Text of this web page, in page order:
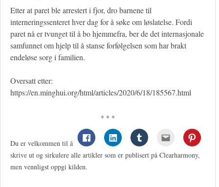
Etter at paret ble arrestert i fjor, dro barnene til
interneringssenteret hver dag for å søke om løslatelse. Fordi
paret nå er tvunget til å bo hjemmefra, ber de det internasjonale
samfunnet om hjelp til å stanse forfølgelsen som har brakt
endeløse sorg i familien.
Oversatt etter:
https://en.minghui.org/html/articles/2020/6/18/185567.html
* * *
Du er velkommen til å
skrive ut og sirkulere alle artikler som er publisert på Clearharmony,
men vennligst oppgi kilden.